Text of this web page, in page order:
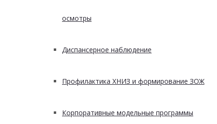
осмотры
Диспансерное наблюдение
Профилактика ХНИЗ и формирование ЗОЖ
Корпоративные модельные программы